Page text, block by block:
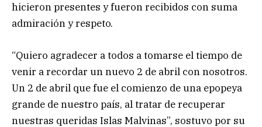
hicieron presentes y fueron recibidos con suma
admiración y respeto.
“Quiero agradecer a todos a tomarse el tiempo de
venir a recordar un nuevo 2 de abril con nosotros.
Un 2 de abril que fue el comienzo de una epopeya
grande de nuestro país, al tratar de recuperar
nuestras queridas Islas Malvinas”, sostuvo por su